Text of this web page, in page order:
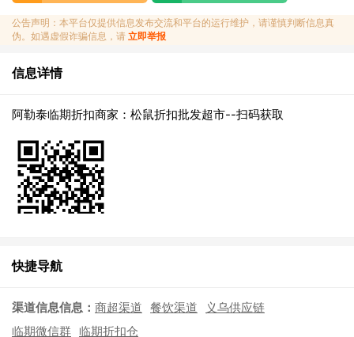
公告声明：本平台仅提供信息发布交流和平台的运行维护，请谨慎判断信息真
伪。如遇虚假诈骗信息，请 立即举报
信息详情
阿勒泰临期折扣商家：松鼠折扣批发超市--扫码获取
快捷导航
渠道信息信息： 商超渠道 餐饮渠道
义乌供应链
临期微信群 临期折扣仓